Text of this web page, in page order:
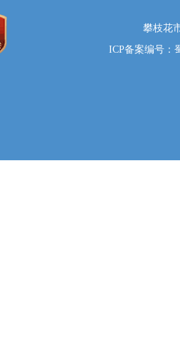
攀枝花
ICP备案编号：